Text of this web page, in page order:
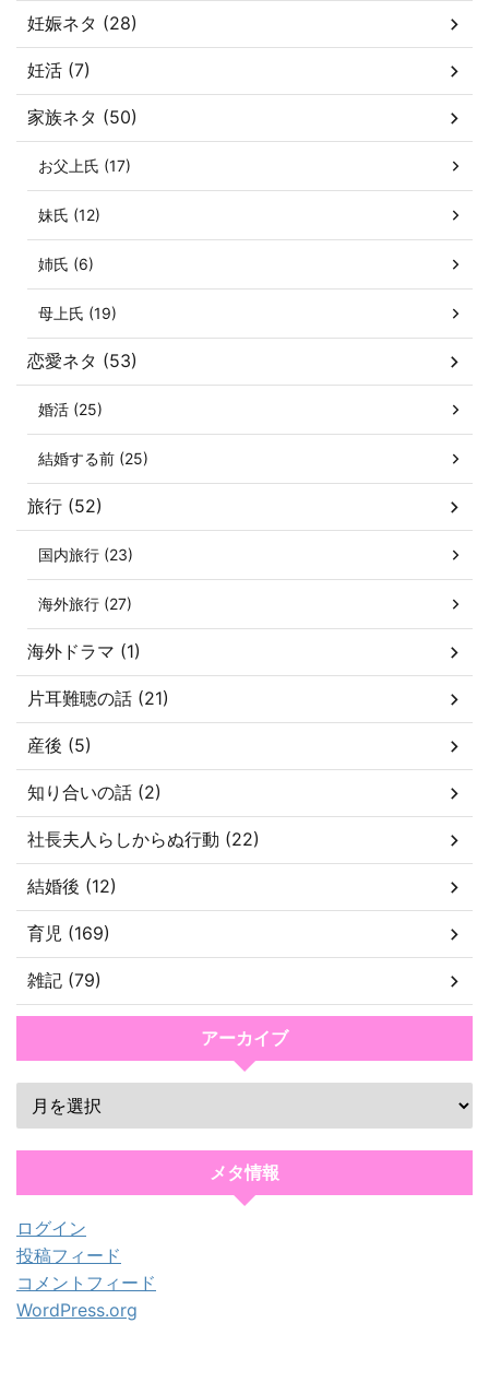
妊娠ネタ (28)
妊活 (7)
家族ネタ (50)
お父上氏 (17)
妹氏 (12)
姉氏 (6)
母上氏 (19)
恋愛ネタ (53)
婚活 (25)
結婚する前 (25)
旅行 (52)
国内旅行 (23)
海外旅行 (27)
海外ドラマ (1)
片耳難聴の話 (21)
産後 (5)
知り合いの話 (2)
社長夫人らしからぬ行動 (22)
結婚後 (12)
育児 (169)
雑記 (79)
アーカイブ
メタ情報
ログイン
投稿フィード
コメントフィード
WordPress.org